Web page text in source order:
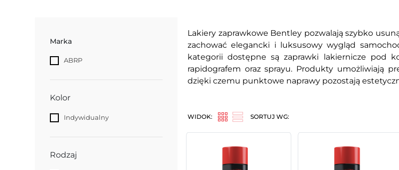
Marka
ABRP
Kolor
Indywidualny
Rodzaj
Lakiery zaprawkowe Bentley pozwalają szybko
zachować elegancki i luksusowy wygląd
kategorii dostępne są zaprawki lakiernicze pod
rapidografem oraz sprayu. Produkty umożliwiają
dzięki czemu punktowe naprawy pozostają
WIDOK: SORTUJ WG: